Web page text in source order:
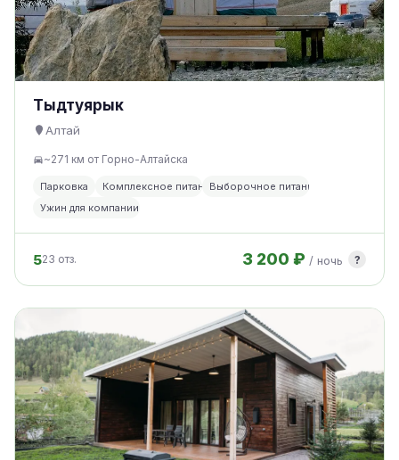
Тыдтуярык
Алтай
~271 км от Горно-Алтайска
Парковка Комплексное питаниеВыборочное питание
Ужин для компании
523 отз. 3 200 ₽ / ночь ?